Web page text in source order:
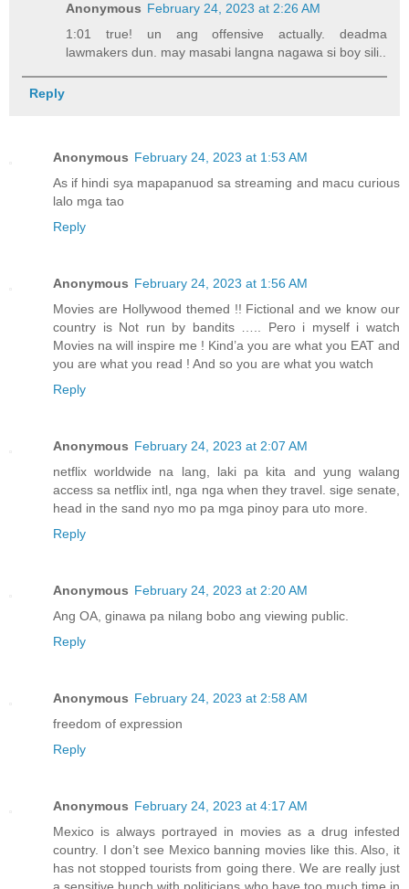
Anonymous February 24, 2023 at 2:26 AM
1:01 true! un ang offensive actually. deadma
lawmakers dun. may masabi langna nagawa si boy sili..
Reply
Anonymous February 24, 2023 at 1:53 AM
As if hindi sya mapapanuod sa streaming and macu curious
lalo mga tao
Reply
Anonymous February 24, 2023 at 1:56 AM
Movies are Hollywood themed !! Fictional and we know our
country is Not run by bandits ….. Pero i myself i watch
Movies na will inspire me ! Kind’a you are what you EAT and
you are what you read ! And so you are what you watch
Reply
Anonymous February 24, 2023 at 2:07 AM
netflix worldwide na lang, laki pa kita and yung walang
access sa netflix intl, nga nga when they travel. sige senate,
head in the sand nyo mo pa mga pinoy para uto more.
Reply
Anonymous February 24, 2023 at 2:20 AM
Ang OA, ginawa pa nilang bobo ang viewing public.
Reply
Anonymous February 24, 2023 at 2:58 AM
freedom of expression
Reply
Anonymous February 24, 2023 at 4:17 AM
Mexico is always portrayed in movies as a drug infested
country. I don’t see Mexico banning movies like this. Also, it
has not stopped tourists from going there. We are really just